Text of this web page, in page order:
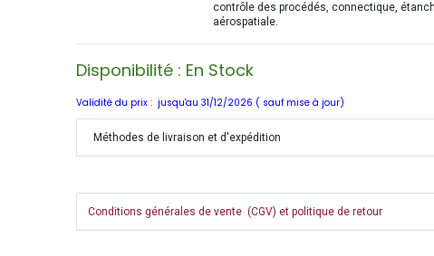
contrôle des procédés, connectique,
aérospatiale.
Disponibilité : En Stock
Validité du prix : jusqu'au 31/12/2026 ( sauf mise à jour)
Méthodes de livraison et d'expédition
Conditions générales de vente (CGV) et politique de retour